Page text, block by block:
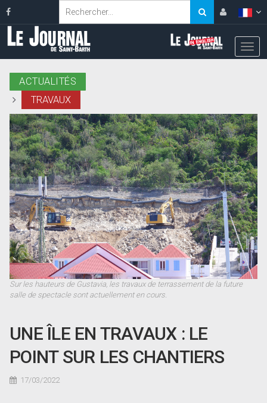
ACTUALITÉS
TRAVAUX
Sur les hauteurs de Gustavia, les travaux de terrassement de la future
salle de spectacle sont actuellement en cours.
UNE ÎLE EN TRAVAUX : LE
POINT SUR LES CHANTIERS
17/03/2022